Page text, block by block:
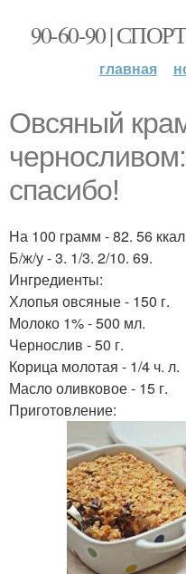
90-60-90 |
главная
Овсяный
спасибо!
На 100 грамм - 82. 56
Б/ж/у - 3. 1/3. 2/10. 69.
Ингредиенты:
Хлопья овсяные - 150 г.
Молоко 1% - 500 мл.
Чернослив - 50 г.
Корица молотая - 1/4 ч. л.
Масло оливковое - 15 г.
Приготовление: